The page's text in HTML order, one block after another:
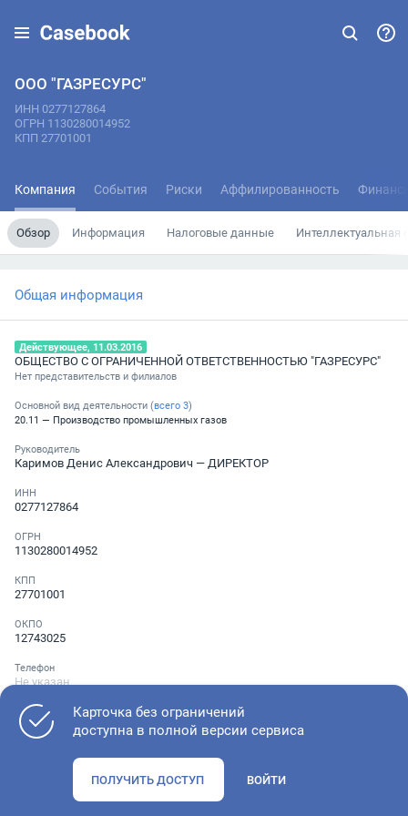
ООО "ГАЗРЕСУРС"
ИНН 0277127864
ОГРН 1130280014952
КПП 27701001
Компания События Риски Аффилированность
Обзор Информация Налоговые данные Интеллектуальная
Общая информация
Действующее, 11.03.2016
ОБЩЕСТВО С ОГРАНИЧЕННОЙ ОТВЕТСТВЕННОСТЬЮ "ГАЗРЕСУРС"
Нет представительств и филиалов
Основной вид деятельности (всего 3)
20.11 — Производство промышленных газов
Руководитель
Каримов Денис Александрович — ДИРЕКТОР
ИНН
0277127864
ОГРН
1130280014952
КПП
27701001
ОКПО
12743025
Телефон
Не указан
Проверьте учредительные документы, адрес регистрации и
Карточка без ограничений
доступна в полной версии сервиса
ПОЛУЧИТЬ ДОСТУП ВОЙТИ